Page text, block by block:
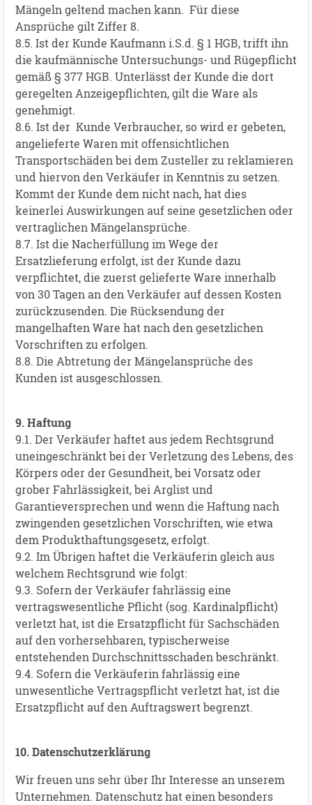
Mängeln geltend machen kann. Für diese
Ansprüche gilt Ziffer 8.
8.5. Ist der Kunde Kaufmann i.S.d. § 1 HGB, trifft ihn
die kaufmännische Untersuchungs- und Rügepflicht
gemäß § 377 HGB. Unterlässt der Kunde die dort
geregelten Anzeigepflichten, gilt die Ware als
genehmigt.
8.6. Ist der Kunde Verbraucher, so wird er gebeten,
angelieferte Waren mit offensichtlichen
Transportschäden bei dem Zusteller zu reklamieren
und hiervon den Verkäufer in Kenntnis zu setzen.
Kommt der Kunde dem nicht nach, hat dies
keinerlei Auswirkungen auf seine gesetzlichen oder
vertraglichen Mängelansprüche.
8.7. Ist die Nacherfüllung im Wege der
Ersatzlieferung erfolgt, ist der Kunde dazu
verpflichtet, die zuerst gelieferte Ware innerhalb
von 30 Tagen an den Verkäufer auf dessen Kosten
zurückzusenden. Die Rücksendung der
mangelhaften Ware hat nach den gesetzlichen
Vorschriften zu erfolgen.
8.8. Die Abtretung der Mängelansprüche des
Kunden ist ausgeschlossen.
9. Haftung
9.1. Der Verkäufer haftet aus jedem Rechtsgrund
uneingeschränkt bei der Verletzung des Lebens, des
Körpers oder der Gesundheit, bei Vorsatz oder
grober Fahrlässigkeit, bei Arglist und
Garantieversprechen und wenn die Haftung nach
zwingenden gesetzlichen Vorschriften, wie etwa
dem Produkthaftungsgesetz, erfolgt.
9.2. Im Übrigen haftet die Verkäuferin gleich aus
welchem Rechtsgrund wie folgt:
9.3. Sofern der Verkäufer fahrlässig eine
vertragswesentliche Pflicht (sog. Kardinalpflicht)
verletzt hat, ist die Ersatzpflicht für Sachschäden
auf den vorhersehbaren, typischerweise
entstehenden Durchschnittsschaden beschränkt.
9.4. Sofern die Verkäuferin fahrlässig eine
unwesentliche Vertragspflicht verletzt hat, ist die
Ersatzpflicht auf den Auftragswert begrenzt.
10. Datenschutzerklärung
Wir freuen uns sehr über Ihr Interesse an unserem
Unternehmen. Datenschutz hat einen besonders